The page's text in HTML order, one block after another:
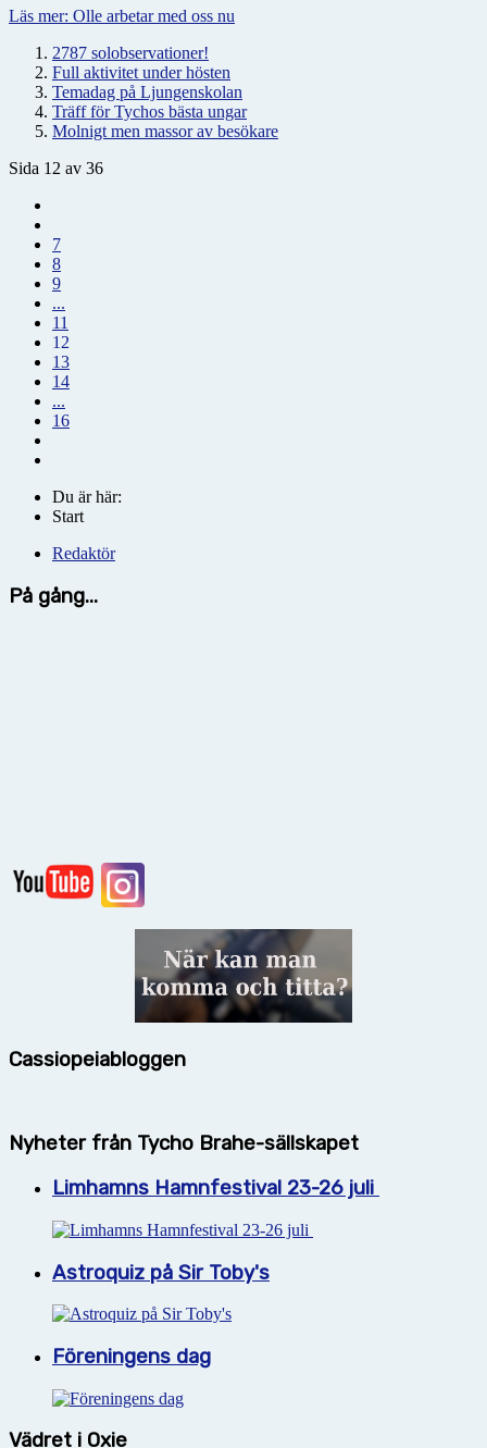
Läs mer: Olle arbetar med oss nu
2787 solobservationer!
Full aktivitet under hösten
Temadag på Ljungenskolan
Träff för Tychos bästa ungar
Molnigt men massor av besökare
Sida 12 av 36
7
8
9
...
11
12
13
14
...
16
Du är här:
Start
Redaktör
På gång...
Cassiopeiabloggen
Nyheter från Tycho Brahe-sällskapet
Limhamns Hamnfestival 23-26 juli
Astroquiz på Sir Toby's
Föreningens dag
Vädret i Oxie